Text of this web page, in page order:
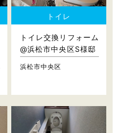
トイレ
トイレ交換リフォーム
@浜松市中央区S様邸
浜松市中央区